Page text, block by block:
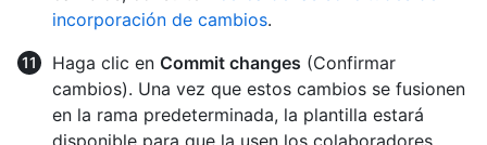
incorporación de cambios.
Haga clic en Commit changes (Confirmar
cambios). Una vez que estos cambios se fusionen
en la rama predeterminada, la plantilla estará
disponible para que la usen los colaboradores